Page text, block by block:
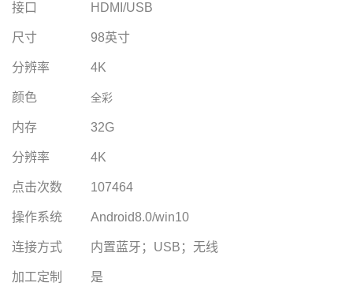
接口 HDMI/USB
尺寸 98英寸
分辨率 4K
颜色 全彩
内存 32G
分辨率 4K
点击次数 107464
操作系统 Android8.0/win10
连接方式 内置蓝牙；USB；无线
加工定制 是